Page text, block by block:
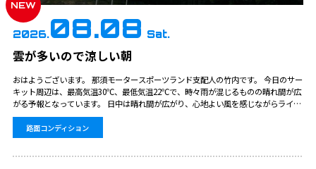
NEW
2026.08.08 Sat.
雲が多いので涼しい朝
おはようございます。 那須モータースポーツランド支配人の竹内です。 今日のサー
キット周辺は、最高気温30℃、最低気温22℃で、時々雨が混じるものの晴れ間が広
がる予報となっています。 日中は晴れ間が広がり、心地よい風を感じながらライデ
ィングを楽しめる絶好のコンディションです！一時的な雨対策や路面状況に少し気
を配りつ…
路面コンディション